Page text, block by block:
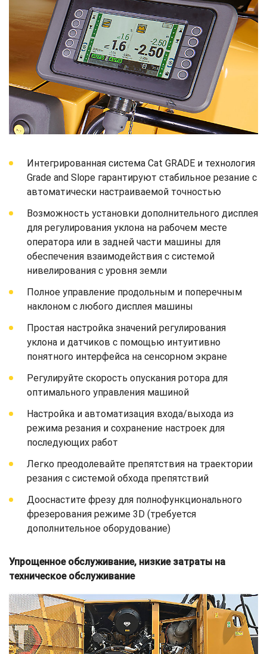
Интегрированная система Cat GRADE и технология
Grade and Slope гарантируют стабильное резание с
автоматически настраиваемой точностью
Возможность установки дополнительного дисплея
для регулирования уклона на рабочем месте
оператора или в задней части машины для
обеспечения взаимодействия с системой
нивелирования с уровня земли
Полное управление продольным и поперечным
наклоном с любого дисплея машины
Простая настройка значений регулирования
уклона и датчиков с помощью интуитивно
понятного интерфейса на сенсорном экране
Регулируйте скорость опускания ротора для
оптимального управления машиной
Настройка и автоматизация входа/выхода из
режима резания и сохранение настроек для
последующих работ
Легко преодолевайте препятствия на траектории
резания с системой обхода препятствий
Дооснастите фрезу для полнофункционального
фрезерования режиме 3D (требуется
дополнительное оборудование)
Упрощенное обслуживание, низкие затраты на
техническое обслуживание